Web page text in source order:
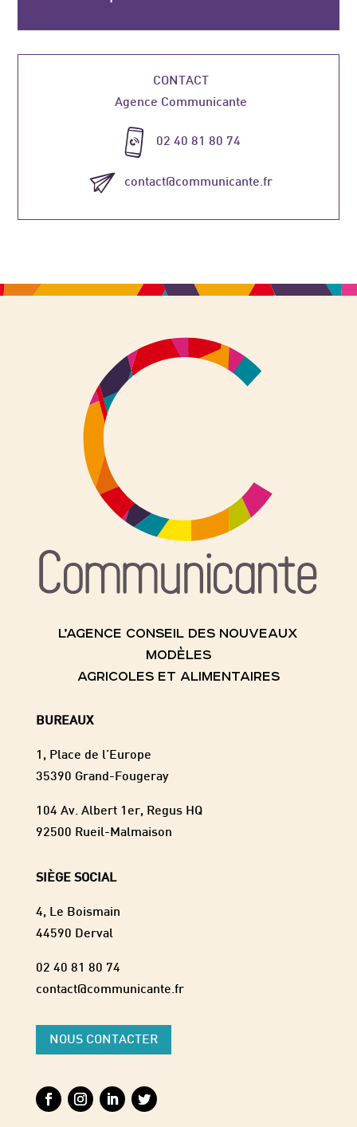
CONTACT
Agence Communicante
02 40 81 80 74
contact@communicante.fr
L’AGENCE CONSEIL DES NOUVEAUX
MODÈLES
AGRICOLES ET ALIMENTAIRES
BUREAUX
1, Place de l’Europe
35390 Grand-Fougeray
104 Av. Albert 1er, Regus HQ
92500 Rueil-Malmaison
SIÈGE SOCIAL
4, Le Boismain
44590 Derval
02 40 81 80 74
contact@communicante.fr
NOUS CONTACTER